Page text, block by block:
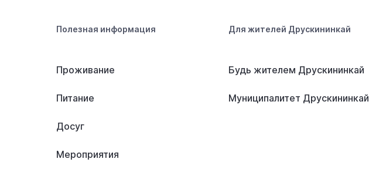
Полезная информация
Проживание
Питание
Досуг
Мероприятия
Для жителей Друскининкай
Будь жителем Друскининкай
Муниципалитет Друскининкай